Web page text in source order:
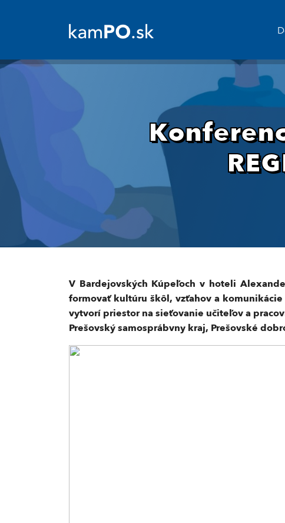
V Bardejovských Kúpeľoch v hoteli
formovať kultúru škôl, vzťahov a
vytvorí priestor na sieťovanie učiteľov a
Prešovský samosprábvny kraj, Prešovské